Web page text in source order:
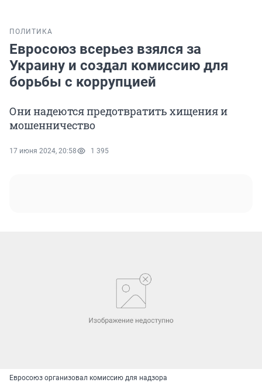
ПОЛИТИКА
Евросоюз всерьез взялся за
Украину и создал комиссию для
борьбы с коррупцией
Они надеются предотвратить хищения и
мошенничество
17 июня 2024, 20:58 1 395
Евросоюз организовал комиссию для надзора